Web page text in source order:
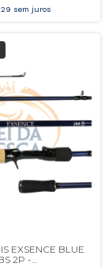
sem juros
EXSENCE BLUE
2P -